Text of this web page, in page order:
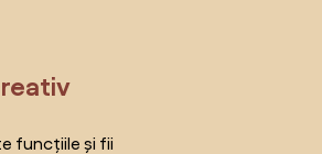
funcțiile și fii